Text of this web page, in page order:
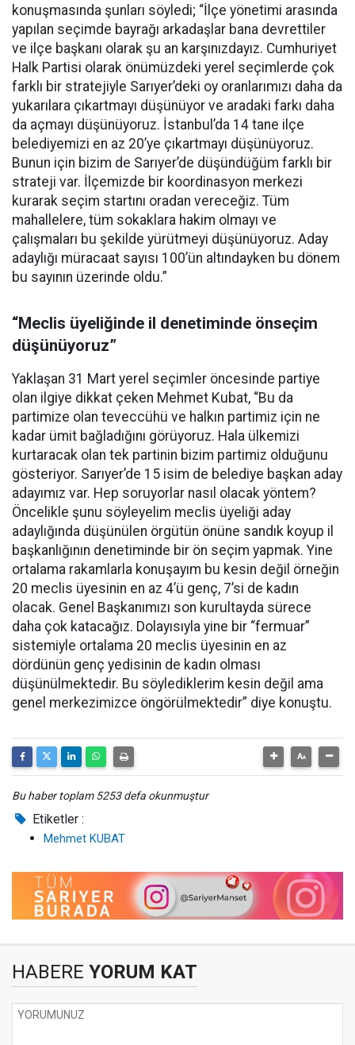
konuşmasında şunları söyledi; “İlçe yönetimi arasında
yapılan seçimde bayrağı arkadaşlar bana devrettiler
ve ilçe başkanı olarak şu an karşınızdayız. Cumhuriyet
Halk Partisi olarak önümüzdeki yerel seçimlerde çok
farklı bir stratejiyle Sarıyer’deki oy oranlarımızı daha da
yukarılara çıkartmayı düşünüyor ve aradaki farkı daha
da açmayı düşünüyoruz. İstanbul’da 14 tane ilçe
belediyemizi en az 20’ye çıkartmayı düşünüyoruz.
Bunun için bizim de Sarıyer’de düşündüğüm farklı bir
strateji var. İlçemizde bir koordinasyon merkezi
kurarak seçim startını oradan vereceğiz. Tüm
mahallelere, tüm sokaklara hakim olmayı ve
çalışmaları bu şekilde yürütmeyi düşünüyoruz. Aday
adaylığı müracaat sayısı 100’ün altındayken bu dönem
bu sayının üzerinde oldu.”
“Meclis üyeliğinde il denetiminde önseçim
düşünüyoruz”
Yaklaşan 31 Mart yerel seçimler öncesinde partiye
olan ilgiye dikkat çeken Mehmet Kubat, “Bu da
partimize olan teveccühü ve halkın partimiz için ne
kadar ümit bağladığını görüyoruz. Hala ülkemizi
kurtaracak olan tek partinin bizim partimiz olduğunu
gösteriyor. Sarıyer’de 15 isim de belediye başkan aday
adayımız var. Hep soruyorlar nasıl olacak yöntem?
Öncelikle şunu söyleyelim meclis üyeliği aday
adaylığında düşünülen örgütün önüne sandık koyup il
başkanlığının denetiminde bir ön seçim yapmak. Yine
ortalama rakamlarla konuşayım bu kesin değil örneğin
20 meclis üyesinin en az 4’ü genç, 7’si de kadın
olacak. Genel Başkanımızı son kurultayda sürece
daha çok katacağız. Dolayısıyla yine bir “fermuar”
sistemiyle ortalama 20 meclis üyesinin en az
dördünün genç yedisinin de kadın olması
düşünülmektedir. Bu söylediklerim kesin değil ama
genel merkezimizce öngörülmektedir” diye konuştu.
Bu haber toplam 5253 defa okunmuştur
Etiketler :
Mehmet KUBAT
HABERE YORUM KAT